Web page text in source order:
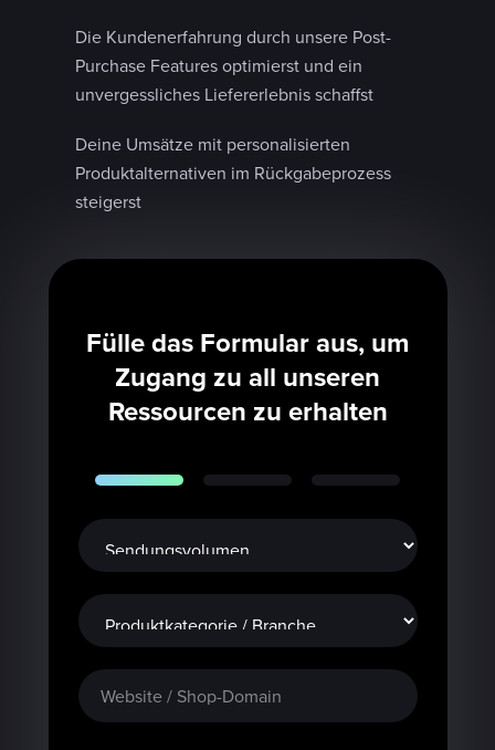
Die Kundenerfahrung durch unsere Post-
Purchase Features optimierst und ein
unvergessliches Liefererlebnis schaffst
Deine Umsätze mit personalisierten
Produktalternativen im Rückgabeprozess
steigerst
Fülle das Formular aus, um
Zugang zu all unseren
Ressourcen zu erhalten